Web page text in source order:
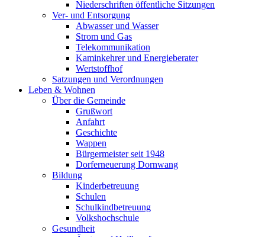
Niederschriften öffentliche Sitzungen
Ver- und Entsorgung
Abwasser und Wasser
Strom und Gas
Telekommunikation
Kaminkehrer und Energieberater
Wertstoffhof
Satzungen und Verordnungen
Leben & Wohnen
Über die Gemeinde
Grußwort
Anfahrt
Geschichte
Wappen
Bürgermeister seit 1948
Dorferneuerung Dornwang
Bildung
Kinderbetreuung
Schulen
Schulkindbetreuung
Volkshochschule
Gesundheit